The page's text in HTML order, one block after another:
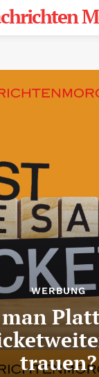
WERBUNG
trauen?